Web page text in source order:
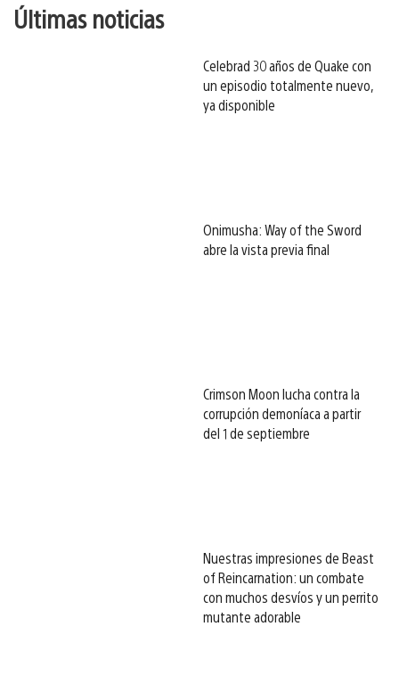
Últimas noticias
Celebrad 30 años de Quake con
un episodio totalmente nuevo,
ya disponible
Onimusha: Way of the Sword
abre la vista previa final
Crimson Moon lucha contra la
corrupción demoníaca a partir
del 1 de septiembre
Nuestras impresiones de Beast
of Reincarnation: un combate
con muchos desvíos y un perrito
mutante adorable